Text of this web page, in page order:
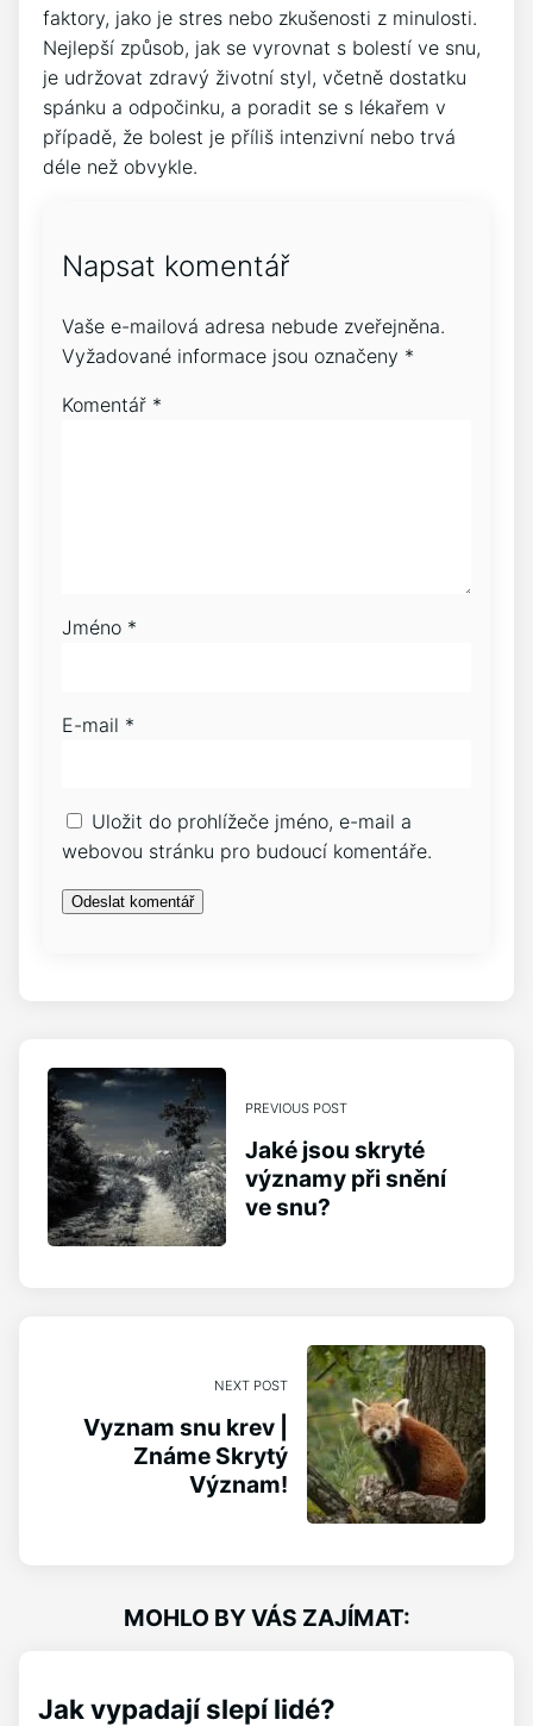
faktory, jako je stres nebo zkušenosti z minulosti.
Nejlepší způsob, jak se vyrovnat s bolestí ve snu,
je udržovat zdravý životní styl, včetně dostatku
spánku a odpočinku, a poradit se s lékařem v
případě, že bolest je příliš intenzivní nebo trvá
déle než obvykle.
Napsat komentář
Vaše e-mailová adresa nebude zveřejněna.
Vyžadované informace jsou označeny *
Komentář *
Jméno *
E-mail *
Uložit do prohlížeče jméno, e-mail a
webovou stránku pro budoucí komentáře.
PREVIOUS POST
Jaké jsou skryté
významy při snění
ve snu?
NEXT POST
Vyznam snu krev |
Známe Skrytý
Význam!
MOHLO BY VÁS ZAJÍMAT:
Jak vypadají slepí lidé?